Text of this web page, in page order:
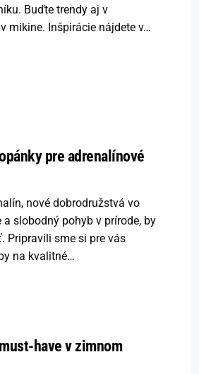
Buďte trendy aj v
mikine. Inšpirácie nájdete v…
pre adrenalínové
nové dobrodružstvá vo
slobodný pohyb v prírode, by
Pripravili sme si pre vás
na kvalitné…
have v zimnom